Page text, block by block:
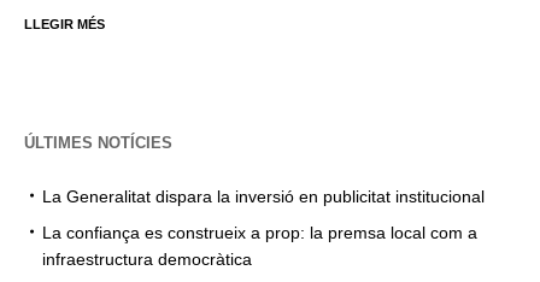
LLEGIR MÉS
ÚLTIMES NOTÍCIES
La Generalitat dispara la inversió en publicitat institucional
La confiança es construeix a prop: la premsa local com a
infraestructura democràtica